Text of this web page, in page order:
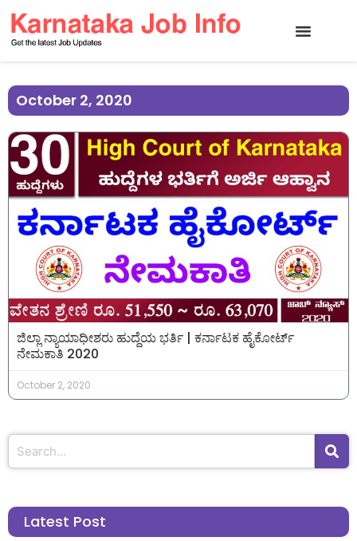
October 2, 2020
ಜಿಲ್ಲಾ ನ್ಯಾಯಾಧೀಶರು ಹುದ್ದೆಯ ಭರ್ತಿ | ಕರ್ನಾಟಕ ಹೈಕೋರ್ಟ್
ನೇಮಕಾತಿ 2020
October 2, 2020
Latest Post